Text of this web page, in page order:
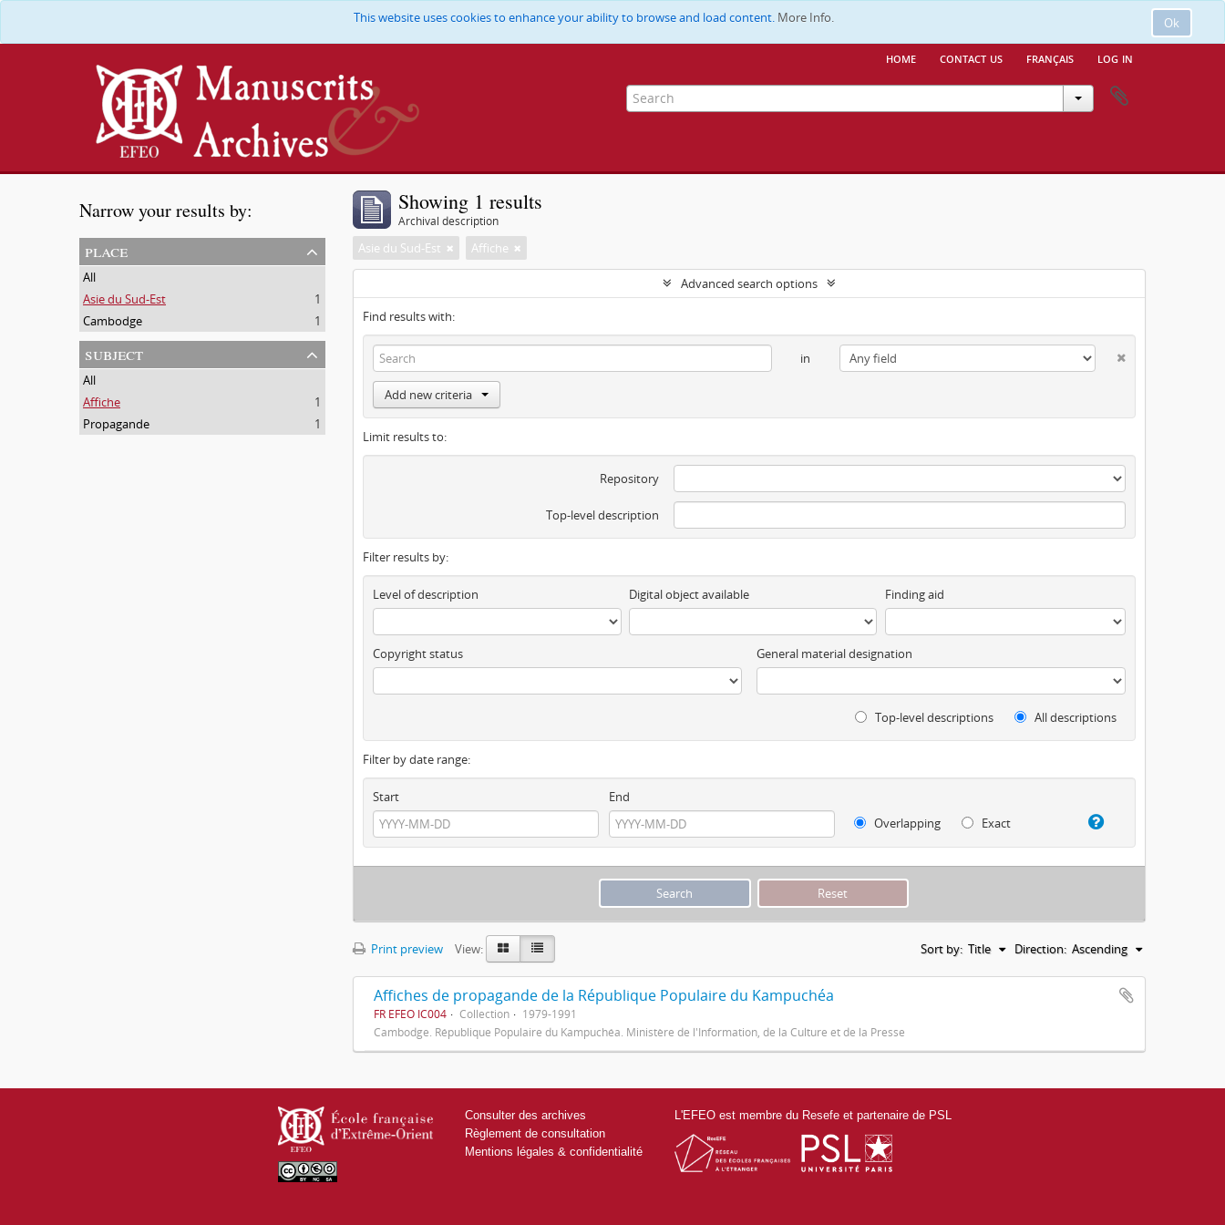
Ok
This website uses cookies to enhance your ability to browse and load content. More Info.
home contact us français log in
Narrow your results by:
place
All
Asie du Sud-Est
1
Cambodge
1
subject
All
Affiche
1
Propagande
1
Showing 1 results
Archival description
Asie du Sud-Est Affiche
Advanced search options
Find results with:
in
Add new criteria
Limit results to:
Repository
Top-level description
Filter results by:
Level of description Digital object available Finding aid
Copyright status General material designation
Top-level descriptions All descriptions
Filter by date range:
Start
End
Overlapping
Exact
Print preview View: Sort by: Title Direction: Ascending
Affiches de propagande de la République Populaire du Kampuchéa
FR EFEO IC004 Collection
1979-1991
Cambodge. République Populaire du Kampuchéa. Ministère de l'Information, de la Culture et de la Presse
Consulter des archives
Règlement de consultation
Mentions légales & confidentialité
L'EFEO est membre du Resefe et partenaire de PSL